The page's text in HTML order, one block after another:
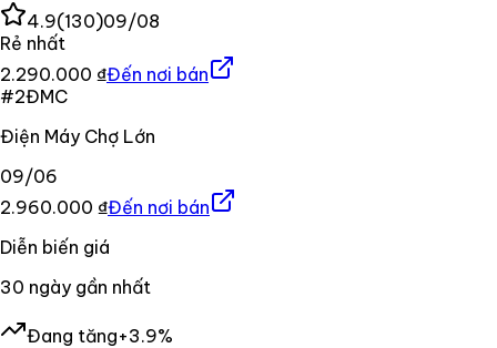
4.9(130)09/08
Rẻ nhất
2.290.000 ₫Đến nơi bán
#2ĐMC
Điện Máy Chợ Lớn
09/06
2.960.000 ₫Đến nơi bán
Diễn biến giá
30 ngày gần nhất
Đang tăng+3.9%